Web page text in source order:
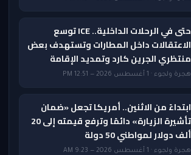
حتى في الرحلات الداخلية.. ICE توسع
الاعتقالات داخل المطارات وتستهدف بعض
منتظري الجرين كارد وتمديد الإقامة
هجرة ولجوء · 1 أغسطس 2026 — 12:51 PM
ابتداءً من الاثنين.. أمريكا تجعل «ضمان
تأشيرة الزيارة» دائمًا وترفع قيمته إلى 20
ألف دولار لمواطني 50 دولة
هجرة ولجوء · 1 أغسطس 2026 — 9:23 AM